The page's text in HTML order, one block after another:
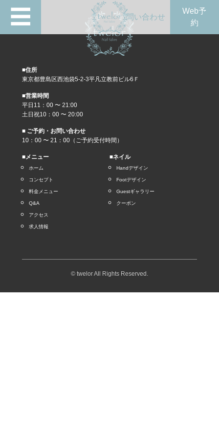
☰ 問い合わせ
Web予
約
■住所
東京都豊島区西池袋5-2-3平凡立教前ビル6Ｆ
■営業時間
平日11：00 〜 21:00
土日祝10：00 〜 20:00
■ ご予約・お問い合わせ
10：00 〜 21：00（ご予約受付時間）
■メニュー
ホーム
コンセプト
料金メニュー
Q&A
アクセス
求人情報
■ネイル
Handデザイン
Footデザイン
Guestギャラリー
クーポン
© twelor All Rights Reserved.